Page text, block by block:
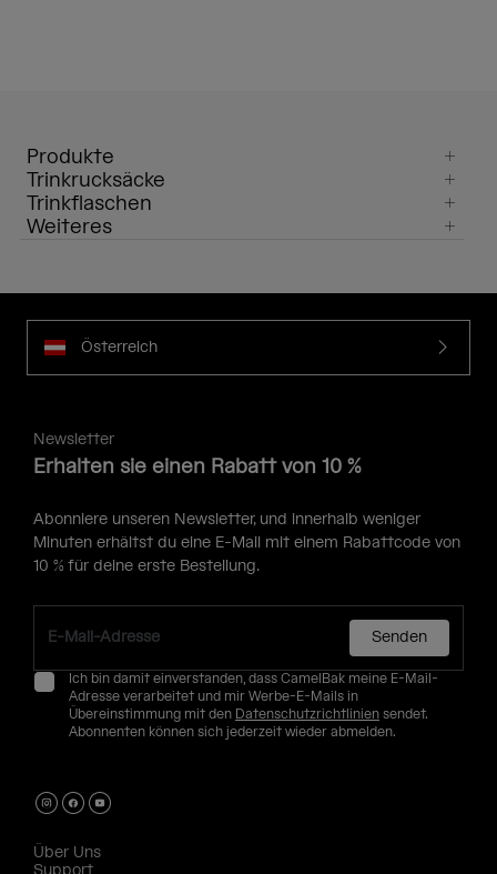
Produkte
Trinkrucksäcke
Trinkflaschen
Weiteres
Österreich
Newsletter
Erhalten sie einen Rabatt von 10 %
Abonniere unseren Newsletter, und innerhalb weniger
Minuten erhältst du eine E-Mail mit einem Rabattcode von
10 % für deine erste Bestellung.
Senden
Ich bin damit einverstanden, dass CamelBak meine E-Mail-
Adresse verarbeitet und mir Werbe-E-Mails in
Übereinstimmung mit den Datenschutzrichtlinien sendet.
Abonnenten können sich jederzeit wieder abmelden.
Über Uns